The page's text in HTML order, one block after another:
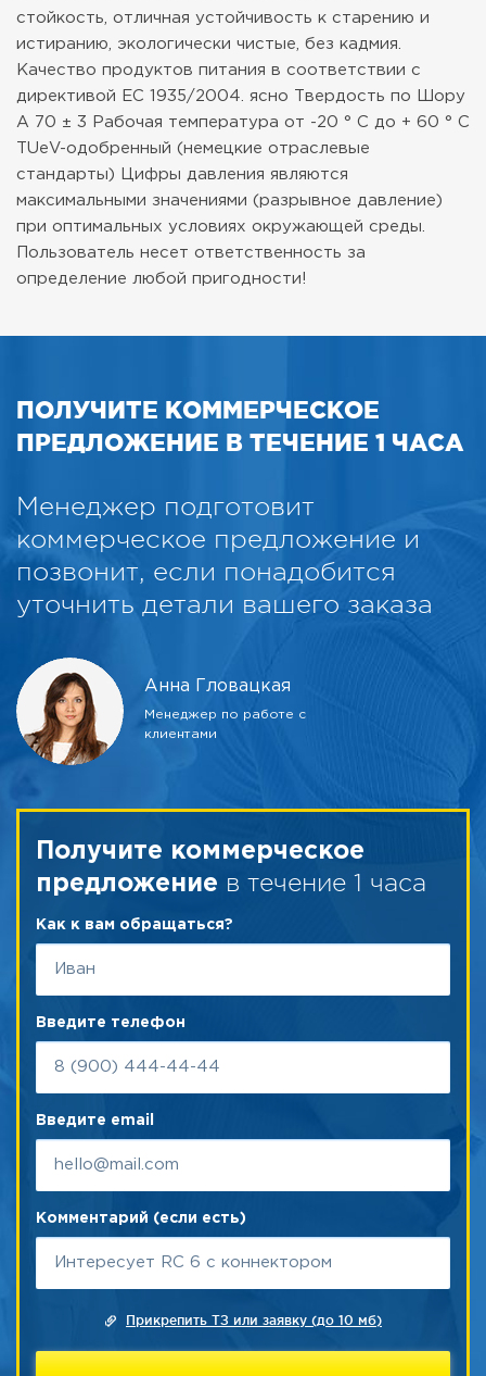
стойкость, отличная устойчивость к старению и
истиранию, экологически чистые, без кадмия.
Качество продуктов питания в соответствии с
директивой ЕС 1935/2004. ясно
Твердость по Шору
А 70 ± 3
Рабочая температура от -20 ° С до + 60 ° С
TUeV-одобренный (немецкие отраслевые
стандарты)
Цифры давления являются
максимальными значениями (разрывное давление)
при оптимальных условиях окружающей среды.
Пользователь несет ответственность за
определение любой пригодности!
ПОЛУЧИТЕ КОММЕРЧЕСКОЕ
ПРЕДЛОЖЕНИЕ В ТЕЧЕНИЕ 1 ЧАСА
Менеджер подготовит
коммерческое предложение и
позвонит, если понадобится
уточнить детали вашего заказа
Анна Гловацкая
Менеджер по работе с
клиентами
Получите коммерческое
предложение в течение 1 часа
Как к вам обращаться?
Введите телефон
Введите email
Комментарий (если есть)
Прикрепить ТЗ или заявку (до 10 мб)